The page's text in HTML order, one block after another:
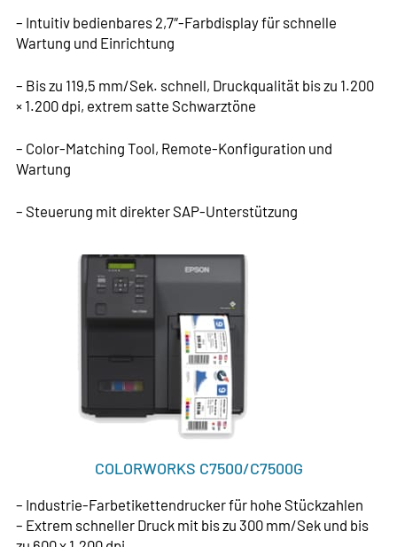
– Intuitiv bedienbares 2,7″-Farbdisplay für schnelle
Wartung und Einrichtung
– Bis zu 119,5 mm/Sek. schnell, Druckqualität bis zu 1.200
× 1.200 dpi, extrem satte Schwarztöne
– Color-Matching Tool, Remote-Konfiguration und
Wartung
– Steuerung mit direkter SAP-Unterstützung
COLORWORKS C7500/C7500G
– Industrie-Farbetikettendrucker für hohe Stückzahlen
– Extrem schneller Druck mit bis zu 300 mm/Sek und bis